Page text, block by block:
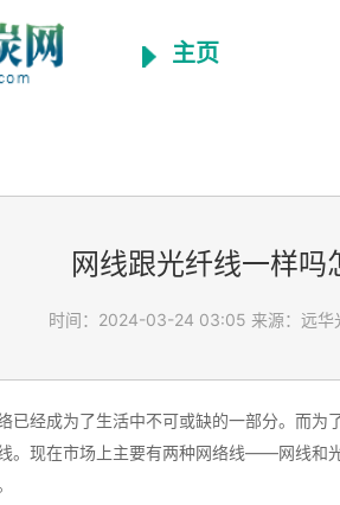
主页
网线跟光纤线一样吗
时间：2024-03-24 03:05 来源：远华
已经成为了生活中不可或缺的一部分。而为
。现在市场上主要有两种网络线——网线和